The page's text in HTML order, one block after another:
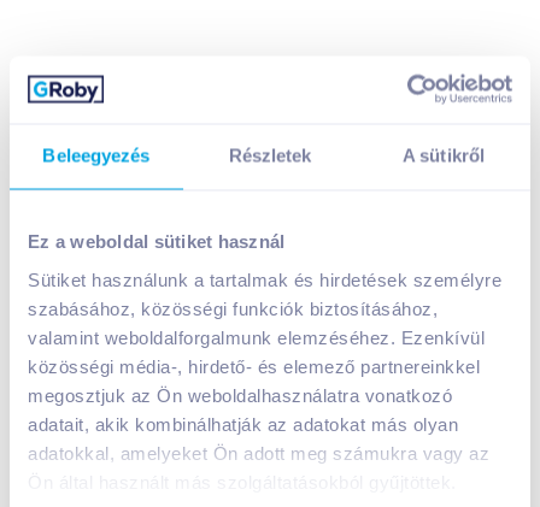
Beleegyezés Részletek A sütikről
Ez a weboldal sütiket használ
Sütiket használunk a tartalmak és hirdetések személyre
szabásához, közösségi funkciók biztosításához,
valamint weboldalforgalmunk elemzéséhez. Ezenkívül
közösségi média-, hirdető- és elemező partnereinkkel
megosztjuk az Ön weboldalhasználatra vonatkozó
adatait, akik kombinálhatják az adatokat más olyan
adatokkal, amelyeket Ön adott meg számukra vagy az
Ön által használt más szolgáltatásokból gyűjtöttek.
Egységár: 1 865
Nettó eladási ár:
1 102Ft / db ( 27% áfa)
Visszaváltási díj: 150 Ft db
KosárbaKosárba
1 karton = 12 db
+1 karton a kosárba